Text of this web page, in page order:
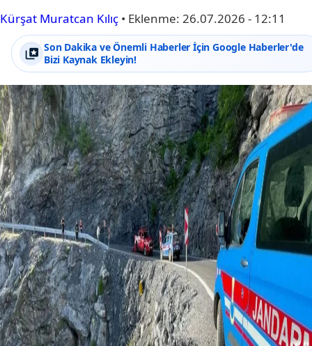
Kürşat Muratcan Kılıç • Eklenme: 26.07.2026 - 12:11
Son Dakika ve Önemli Haberler İçin Google Haberler'de
Bizi Kaynak Ekleyin!